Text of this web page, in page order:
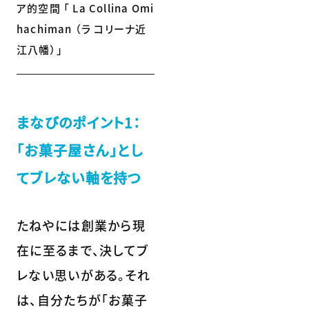
ア的空間 「 La Collina Omi
hachiman （ラ コリーナ近
江八幡）」
まなびのポイント1：
「お菓子屋さん」とし
てブレない軸を持つ
たねやには創業から現
在に至るまで、決してブ
レない思いがある。それ
は、自分たちが「お菓子